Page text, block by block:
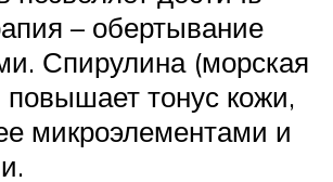
– обертывание
Спирулина (морская
повышает тонус кожи,
микроэлементами и